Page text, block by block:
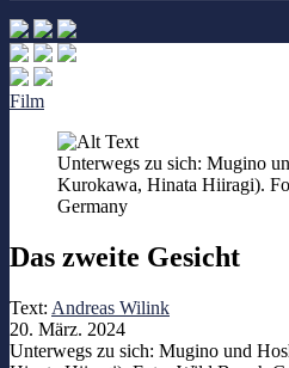
Film
Unterwegs zu sich: Mugino
Kurokawa, Hinata Hiiragi).
Germany
Das zweite Gesicht
Text: Andreas Wilink
20. März. 2024
Unterwegs zu sich: Mugino und